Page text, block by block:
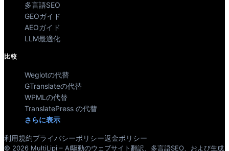
多言語SEO
GEOガイド
AEOガイド
LLM最適化
比較
Weglotの代替
GTranslateの代替
WPMLの代替
TranslatePress の代替
さらに表示
利用規約プライバシーポリシー返金ポリシー
© 2026 MultiLipi – AI駆動のウェブサイト翻訳、多言語SEO、および生成